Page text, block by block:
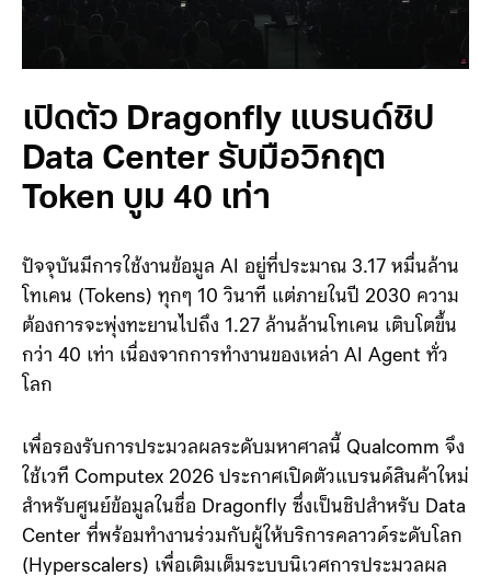
เปิดตัว Dragonfly แบรนด์ชิป
Data Center รับมือวิกฤต
Token บูม 40 เท่า
ปัจจุบันมีการใช้งานข้อมูล AI อยู่ที่ประมาณ 3.17 หมื่นล้าน
โทเคน (Tokens) ทุกๆ 10 วินาที แต่ภายในปี 2030 ความ
กว่า 40 เท่า เนื่องจากการทำงานของเหล่า AI Agent ทั่ว
โลก
เพื่อรองรับการประมวลผลระดับมหาศาลนี้ Qualcomm จึง